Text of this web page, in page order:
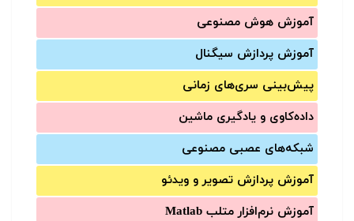
آموزش‌ هوش مصنوعی
آموزش‌ پردازش سیگنال
پیش‌‌بینی سری‌‌های زمانی
داده‌کاوی و یادگیری ماشین
شبکه‌های عصبی مصنوعی
آموزش‌ پردازش تصویر و ویدئو
آموزش‌ نرم‌افزار متلب Matlab